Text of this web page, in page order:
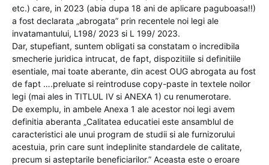
etc.) care, in 2023 (abia dupa 18 ani de aplicare paguboasa!!)
a fost declarata „abrogata” prin recentele noi legi ale
invatamantului, L198/ 2023 si L 199/ 2023.
Dar, stupefiant, suntem obligati sa constatam o incredibila
smecherie juridica intrucat, de fapt, dispozitiile si definitiile
esentiale, mai toate aberante, din acest OUG abrogata au fost
de fapt ….preluate si reintroduse copy-paste in textele noilor
legi (mai ales in TITLUL IV si ANEXA 1) cu renumerotare.
De exemplu, in ambele Anexa 1 ale acestor noi legi avem
definitia aberanta „Calitatea educatiei este ansamblul de
caracteristici ale unui program de studii si ale furnizorului
acestuia, prin care sunt indeplinite standardele de calitate,
precum si asteptarile beneficiarilor.” Aceasta este o eroare